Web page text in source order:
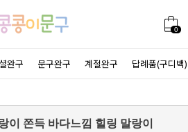
0
완구 문구완구 계절완구 답례품(구디백)
이 쫀득 바다느낌 힐링 말랑이